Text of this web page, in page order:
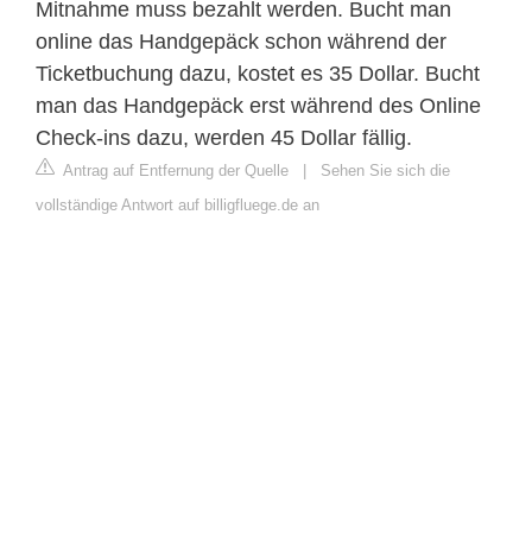
Mitnahme muss bezahlt werden. Bucht man
online das Handgepäck schon während der
Ticketbuchung dazu, kostet es 35 Dollar. Bucht
man das Handgepäck erst während des Online
Check-ins dazu, werden 45 Dollar fällig.
Antrag auf Entfernung der Quelle | Sehen Sie sich die
vollständige Antwort auf billigfluege.de an